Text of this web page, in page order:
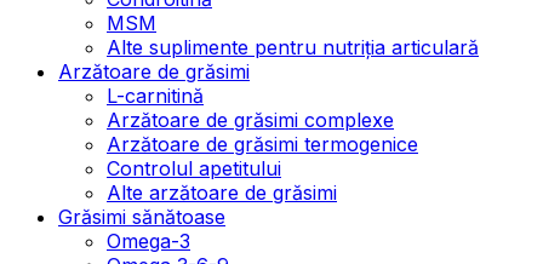
MSM
Alte suplimente pentru nutriția articulară
Arzătoare de grăsimi
L-carnitină
Arzătoare de grăsimi complexe
Arzătoare de grăsimi termogenice
Controlul apetitului
Alte arzătoare de grăsimi
Grăsimi sănătoase
Omega-3